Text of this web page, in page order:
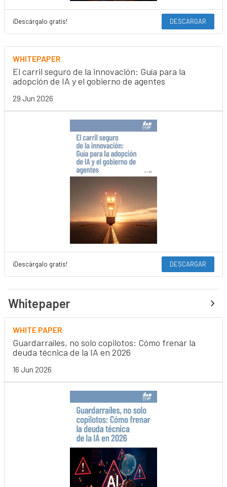
¡Descárgalo gratis! DESCARGAR
WHITEPAPER
El carril seguro de la innovación: Guía para la
adopción de IA y el gobierno de agentes
29 Jun 2026
¡Descárgalo gratis! DESCARGAR
Whitepaper
WHITE PAPER
Guardarraíles, no solo copilotos: Cómo frenar la
deuda técnica de la IA en 2026
16 Jun 2026